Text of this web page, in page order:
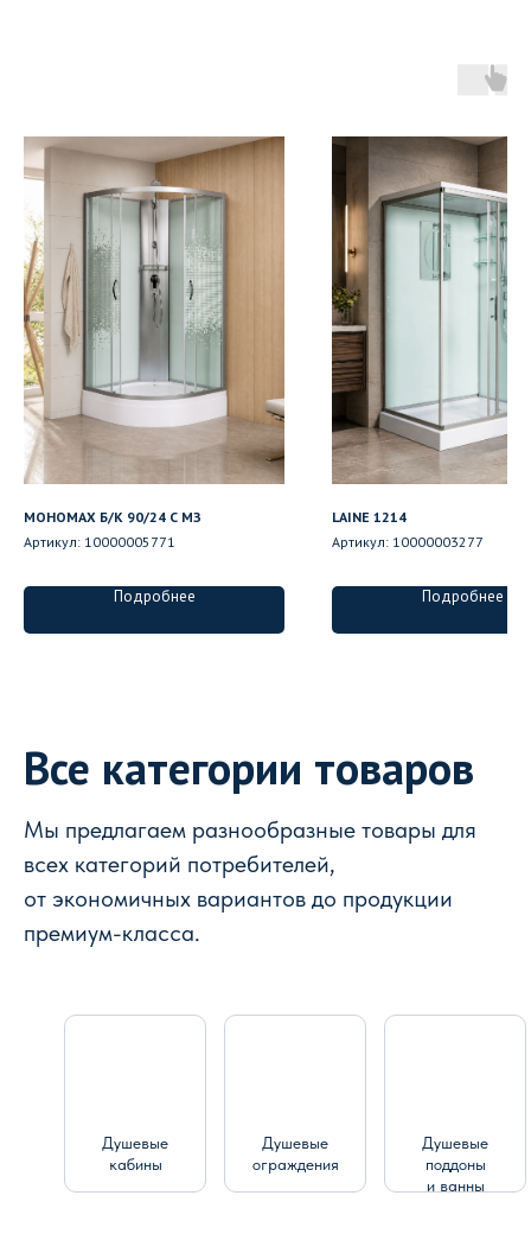
МОНОМАХ Б/К 90/24 С МЗ
Артикул: 10000005771
Подробнее
LAINE 1214
Артикул: 10000003277
Подробнее
Все категории товаров
Мы предлагаем разнообразные товары для
всех категорий потребителей,
от экономичных вариантов до продукции
премиум-класса.
Душевые
кабины
Душевые
ограждения
Душевые
поддоны
и ванны